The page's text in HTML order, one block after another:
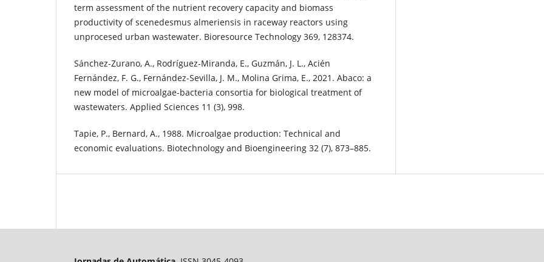
term assessment of the nutrient recovery capacity and biomass
productivity of scenedesmus almeriensis in raceway reactors using
unprocesed urban wastewater. Bioresource Technology 369, 128374.
Sánchez-Zurano, A., Rodríguez-Miranda, E., Guzmán, J. L., Acién
Fernández, F. G., Fernández-Sevilla, J. M., Molina Grima, E., 2021. Abaco: a
new model of microalgae-bacteria consortia for biological treatment of
wastewaters. Applied Sciences 11 (3), 998.
Tapie, P., Bernard, A., 1988. Microalgae production: Technical and
economic evaluations. Biotechnology and Bioengineering 32 (7), 873–885.